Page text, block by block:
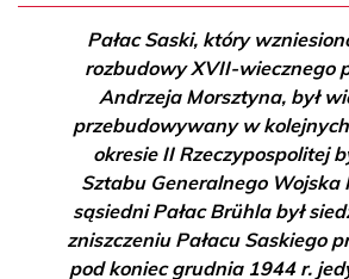
Pałac Saski, który
rozbudowy XVII-wiecznego
Andrzeja Morsztyna, był
przebudowywany w
okresie II Rzeczypospolitej
Sztabu Generalnego Wojska
sąsiedni Pałac Brühla był
zniszczeniu Pałacu Saskiego
pod koniec grudnia 1944 r.